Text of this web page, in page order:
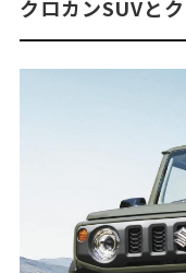
クロカンSUVと